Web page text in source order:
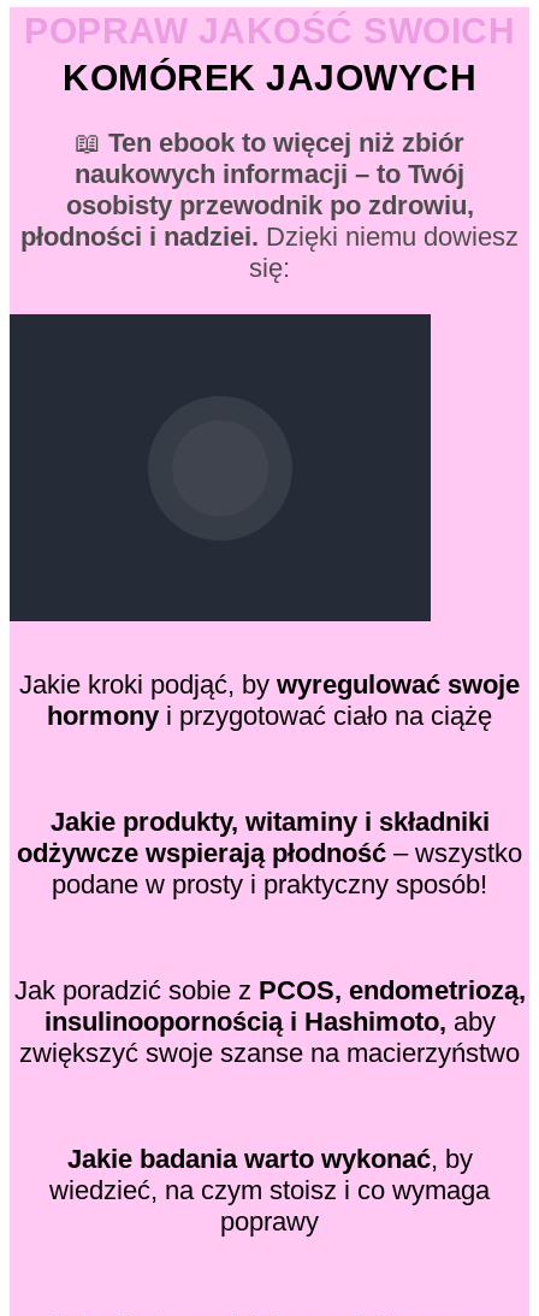
POPRAW JAKOŚĆ SWOICH
KOMÓREK JAJOWYCH
📖 Ten ebook to więcej niż zbiór
naukowych informacji – to Twój
osobisty przewodnik po zdrowiu,
płodności i nadziei. Dzięki niemu dowiesz
się:
Jakie kroki podjąć, by wyregulować swoje
hormony i przygotować ciało na ciążę
Jakie produkty, witaminy i składniki
odżywcze wspierają płodność – wszystko
podane w prosty i praktyczny sposób!
Jak poradzić sobie z PCOS, endometriozą,
insulinoopornością i Hashimoto, aby
zwiększyć swoje szanse na macierzyństwo
Jakie badania warto wykonać, by
wiedzieć, na czym stoisz i co wymaga
poprawy